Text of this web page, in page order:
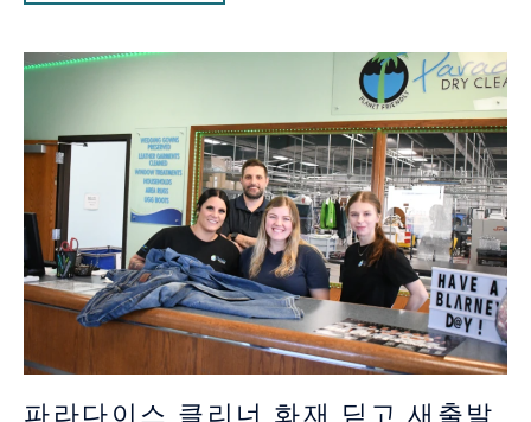
파라다이스 클리너 화재 딛고 새출발